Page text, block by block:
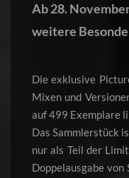
Ab 28.
weitere
Die exklusive
Mixen und
auf 499 Exemplare
Das Sammlerstück
nur als Teil der
Doppelausgabe